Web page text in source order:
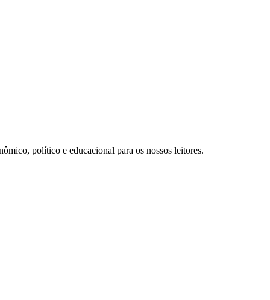
político e educacional para os nossos leitores.